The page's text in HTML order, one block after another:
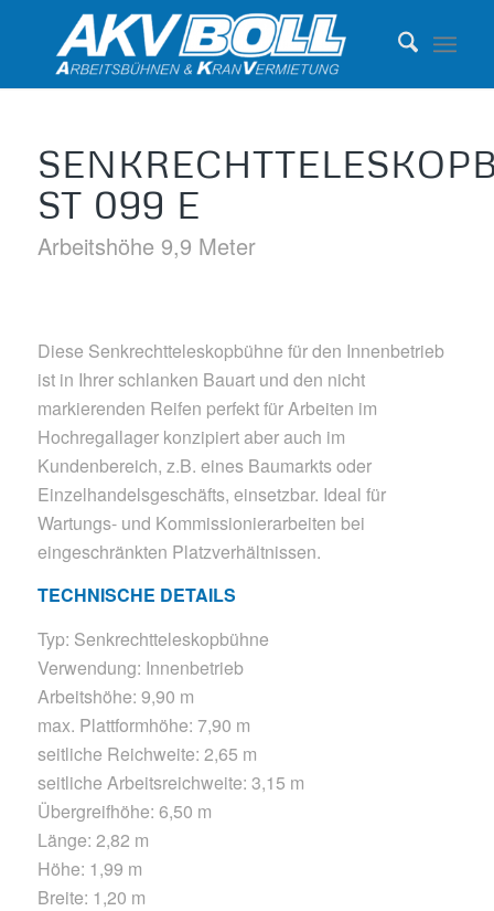
ST 099 E
Arbeitshöhe 9,9 Meter
Diese Senkrechtteleskopbühne für den Innenbetrieb
ist in Ihrer schlanken Bauart und den nicht
markierenden Reifen perfekt für Arbeiten im
Hochregallager konzipiert aber auch im
Kundenbereich, z.B. eines Baumarkts oder
Einzelhandelsgeschäfts, einsetzbar. Ideal für
Wartungs- und Kommissionierarbeiten bei
eingeschränkten Platzverhältnissen.
TECHNISCHE DETAILS
Typ: Senkrechtteleskopbühne
Verwendung: Innenbetrieb
Arbeitshöhe: 9,90 m
max. Plattformhöhe: 7,90 m
seitliche Reichweite: 2,65 m
seitliche Arbeitsreichweite: 3,15 m
Übergreifhöhe: 6,50 m
Länge: 2,82 m
Höhe: 1,99 m
Breite: 1,20 m